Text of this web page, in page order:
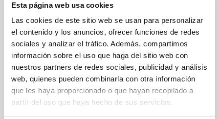
Esta página web usa cookies
Las cookies de este sitio web se usan para personalizar
el contenido y los anuncios, ofrecer funciones de redes
sociales y analizar el tráfico. Además, compartimos
información sobre el uso que haga del sitio web con
nuestros partners de redes sociales, publicidad y análisis
web, quienes pueden combinarla con otra información
que les haya proporcionado o que hayan recopilado a
partir del uso que haya hecho de sus servicios.
sensibles.
Formato: 30 ml
COMPOSICIÓN
ACTIVOS PRINCIPALES